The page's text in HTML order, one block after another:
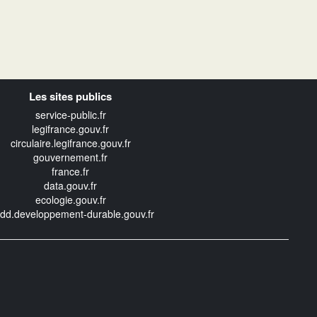
Les sites publics
service-public.fr
legifrance.gouv.fr
circulaire.legifrance.gouv.fr
gouvernement.fr
france.fr
data.gouv.fr
ecologie.gouv.fr
durable.gouv.fr